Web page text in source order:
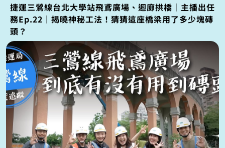
捷運三鶯線台北大學站飛鳶廣場、迴廊拱橋｜主播出任
務Ep.22｜揭曉神秘工法！猜猜這座橋梁用了多少塊磚
頭？